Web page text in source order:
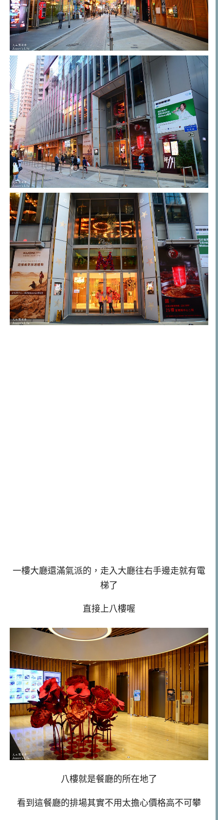
一樓大廳還滿氣派的，走入大廳往右手邊走就有電
梯了
直接上八樓喔
八樓就是餐廳的所在地了
看到這餐廳的排場其實不用太擔心價格高不可攀